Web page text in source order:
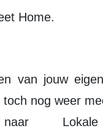
Home.
nog weer